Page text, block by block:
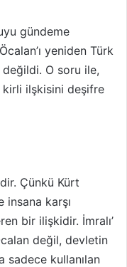
gündeme
yeniden Türk
değildi. O soru ile,
kirli ilşkisini deşifre
Çünkü Kürt
insana karşı
bir ilişkidir. İmralı’
değil, devletin
sadece kullanılan